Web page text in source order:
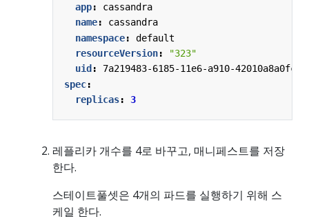
app:
cassandra
name:
cassandra
namespace:
default
resourceVersion:
"323"
uid :
7a219483-6185-11e6-a910-42010a8a0fc0
spec:
replicas: 3
레플리카 개수를 4로 바꾸고, 매니페스트를 저장
한다.
스테이트풀셋은 4개의 파드를 실행하기 위해 스
케일 한다.